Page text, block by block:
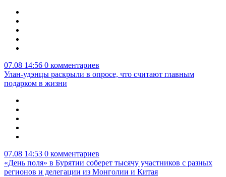
07.08 14:56 0 комментариев
Улан-удэнцы раскрыли в опросе, что считают главным
подарком в жизни
07.08 14:53 0 комментариев
«День поля» в Бурятии соберет тысячу участников с разных
регионов и делегации из Монголии и Китая